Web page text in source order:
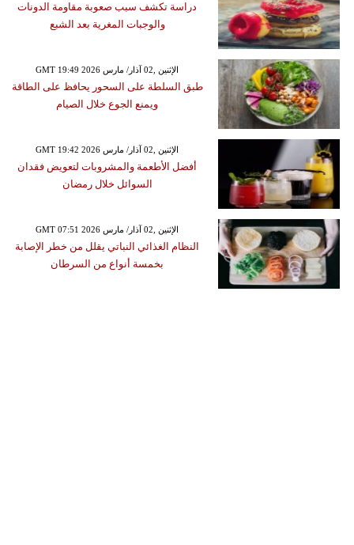
دراسة تكشف سبب صعوبة مقاومة الدونات
والوجبات المغرية بعد الشبع
GMT 19:49 2026 الإثنين ,02 آذار/ مارس
طبق السلطة على السحور يحافظ على الطاقة
ويمنع الجوع خلال الصيام
GMT 19:42 2026 الإثنين ,02 آذار/ مارس
أفضل الأطعمة والمشروبات لتعويض فقدان
السوائل خلال رمضان
GMT 07:51 2026 الإثنين ,02 آذار/ مارس
النظام الغذائي النباتي يقلل من خطر الإصابة
بخمسة أنواع من السرطان